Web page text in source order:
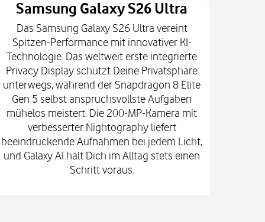
Samsung Galaxy S26 Ultra
Das Samsung Galaxy S26 Ultra vereint
Spitzen-Performance mit innovativer KI-
Technologie. Das weltweit erste integrierte
Privacy Display schützt Deine Privatsphäre
unterwegs, während der Snapdragon 8 Elite
Gen 5 selbst anspruchsvollste Aufgaben
mühelos meistert. Die 200-MP-Kamera mit
verbesserter Nightography liefert
beeindruckende Aufnahmen bei jedem Licht,
und Galaxy AI hält Dich im Alltag stets einen
Schritt voraus.